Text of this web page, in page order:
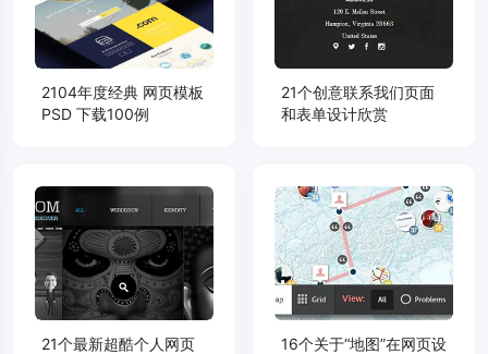
2104年度经典 网页模板
PSD 下载100例
21个创意联系我们页面
和表单设计欣赏
21个最新超酷个人网页
16个关于“地图”在网页设